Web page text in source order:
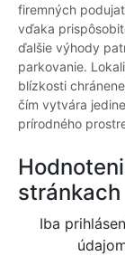
firemných
vďaka
ďalšie výhody
parkovanie.
blízkosti
čím vytvára
prírodného
stránkach
Iba